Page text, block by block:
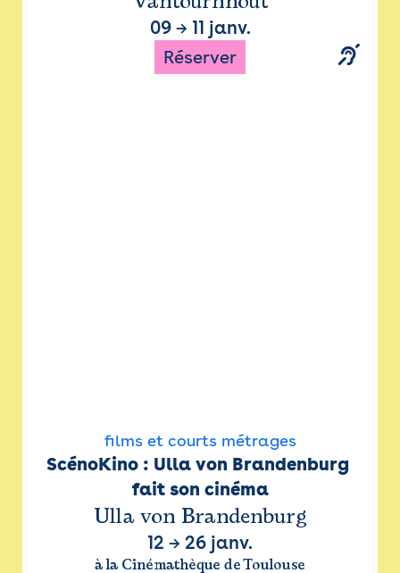
09→ 11 janv.
Réserver
films et courts métrages
ScénoKino : Ulla von Brandenburg
fait son cinéma
Ulla von Brandenburg
12 → 26 janv.
à la Cinémathèque de Toulouse